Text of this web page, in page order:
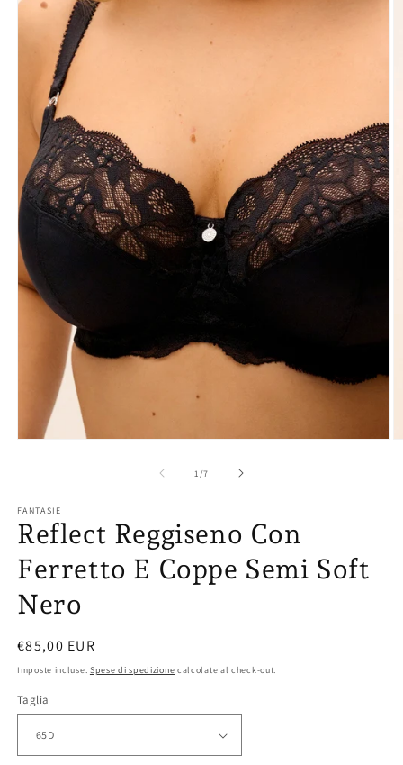
finestra
modale
1/su
7
FANTASIE
Reflect Reggiseno Con
Ferretto E Coppe Semi Soft
Nero
Prezzo
di
€85,00 EUR
Imposte incluse. Spese di spedizione calcolate al check-out.
Taglia